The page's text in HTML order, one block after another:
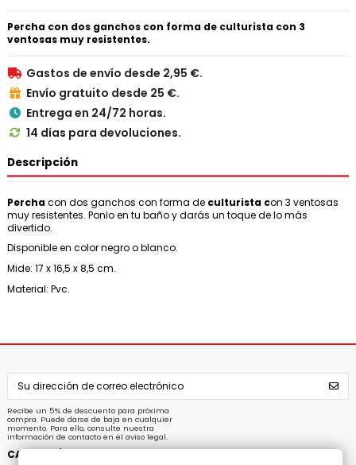
Percha con dos ganchos con forma de culturista con 3
ventosas muy resistentes.
 Gastos de envío desde 2,95 €.
 Envío gratuito desde 25 €.
 Entrega en 24/72 horas.
 14 días para devoluciones.
Descripción
Perchacon dos ganchos con forma de culturista con 3 ventosas
muy resistentes. Ponlo en tu baño y darás un toque de lo más
divertido.
Disponible en color negro o blanco.
Mide: 17 x 16,5 x 8,5 cm.
Material: Pvc.
Recibe un 5% de descuento para próxima
compra. Puede darse de baja en cualquier
momento. Para ello, consulte nuestra
información de contacto en el aviso legal.
CATEGORÍAS